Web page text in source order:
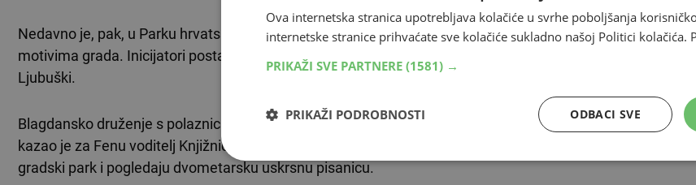
Nedavno je, pak, u Parku hrvatskih banova u Ljubuškom postavljena i dvometarska uskrsna pisanica s
motivima grada. Inicijatori postavljanja pisanice su Knjižnica Ljubuški i Javno poduzeće Parkovi d.o.o.
Ljubuški.
Blagdansko druženje s polaznicima dječjih vrtića održat će se u prostorijama knjižnice početkom svibnja,
kazao je za Fenu voditelj Knjižnice Ljubuški Ivica Vizentaner. Pozvao je sve građane Ljubuškog da posjete
gradski park i pogledaju dvometarsku uskrsnu pisanicu.
Ova internetska stranica upotrebljava kolačiće u svrhe poboljšanja
internetske stranice prihvaćate sve kolačiće sukladno našoj Politici kolačića.
PRIKAŽI SVE PARTNERE (1581) →
ODBACI SVE
PRIKAŽI PODROBNOSTI